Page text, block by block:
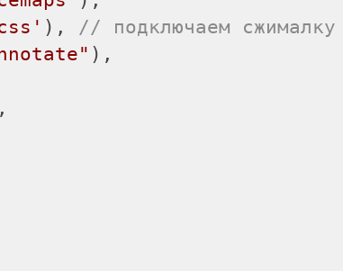
), // подключаем сжималку
),